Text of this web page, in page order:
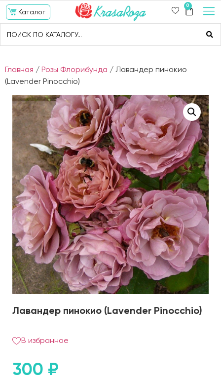
Каталог
0
Главная / Розы Флорибунда / Лавандер пинокио
(Lavender Pinocchio)
Лавандер пинокио (Lavender Pinocchio)
В избранное
300 ₽